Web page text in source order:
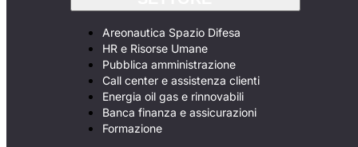
Areonautica Spazio Difesa
HR e Risorse Umane
Pubblica amministrazione
Call center e assistenza clienti
Energia oil gas e rinnovabili
Banca finanza e assicurazioni
Formazione